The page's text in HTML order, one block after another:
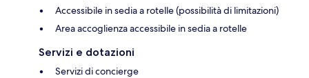
Accessibile in sedia a rotelle (possibilità di limitazioni)
Area accoglienza accessibile in sedia a rotelle
Servizi e dotazioni
Servizi di concierge